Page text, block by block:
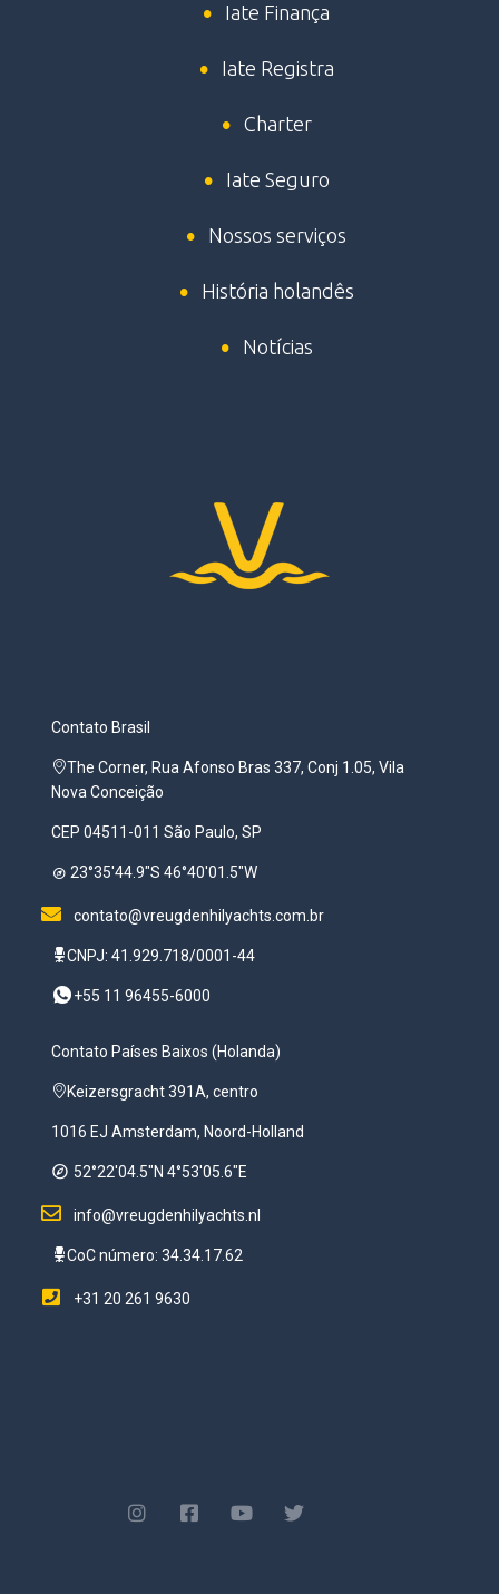
Iate Finança
Iate Registra
Charter
Iate Seguro
Nossos serviços
História holandês
Notícias
Contato Brasil
The Corner, Rua Afonso Bras 337, Conj 1.05, Vila
Nova Conceição
CEP 04511-011 São Paulo, SP
23°35'44.9"S 46°40'01.5"W
contato@vreugdenhilyachts.com.br
CNPJ: 41.929.718/0001-44
+55 11 96455-6000
Contato Países Baixos (Holanda)
Keizersgracht 391A, centro
1016 EJ Amsterdam, Noord-Holland
52°22'04.5"N 4°53'05.6"E
info@vreugdenhilyachts.nl
CoC número: 34.34.17.62
+31 20 261 9630